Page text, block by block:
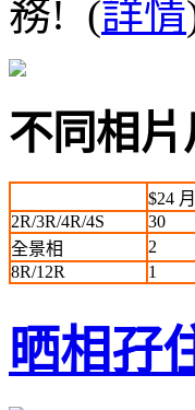
務! (詳情
不同相
$24
2R/3R/4R/4S
30
全景相
2
8R/12R
1
晒相孖